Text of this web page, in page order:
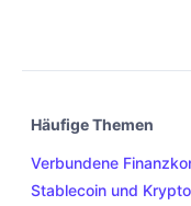
Häufige Themen
Verbundene
Stablecoin und